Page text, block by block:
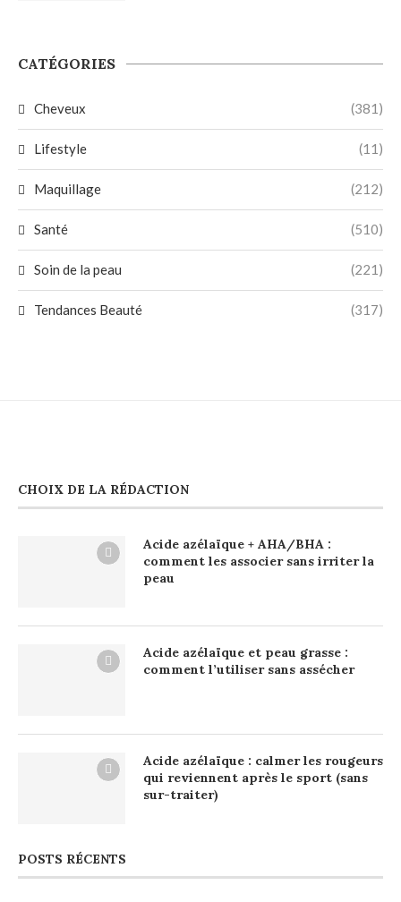
CATÉGORIES
Cheveux (381)
Lifestyle (11)
Maquillage (212)
Santé (510)
Soin de la peau (221)
Tendances Beauté (317)
CHOIX DE LA RÉDACTION
Acide azélaïque + AHA/BHA :
comment les associer sans irriter la
peau
Acide azélaïque et peau grasse :
comment l’utiliser sans assécher
Acide azélaïque : calmer les rougeurs
qui reviennent après le sport (sans
sur-traiter)
POSTS RÉCENTS